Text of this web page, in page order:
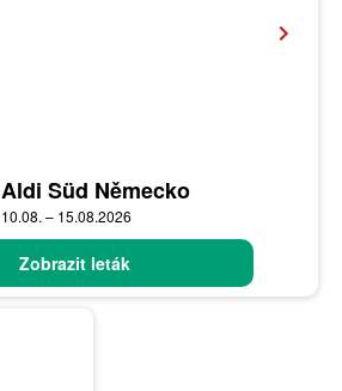
Aldi Süd Německo
10.08. – 15.08.2026
Zobrazit leták